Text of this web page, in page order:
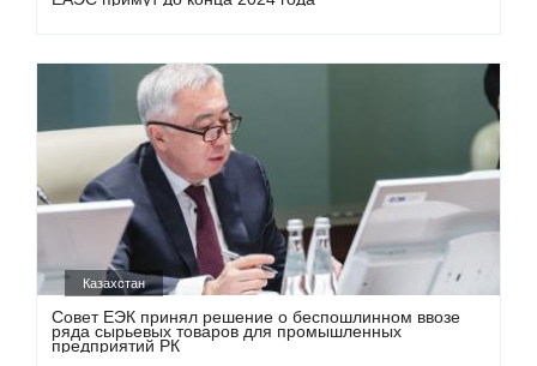
Казахстан
Совет ЕЭК принял решение о беспошлинном ввозе
ряда сырьевых товаров для промышленных
предприятий РК